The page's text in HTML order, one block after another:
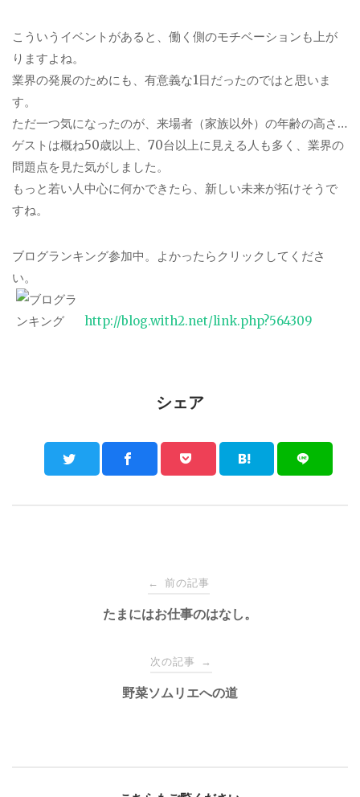
こういうイベントがあると、働く側のモチベーションも上が
りますよね。
業界の発展のためにも、有意義な1日だったのではと思いま
す。
ただ一つ気になったのが、来場者（家族以外）の年齢の高さ…
ゲストは概ね50歳以上、70台以上に見える人も多く、業界の
問題点を見た気がしました。
もっと若い人中心に何かできたら、新しい未来が拓けそうで
すね。
ブログランキング参加中。よかったらクリックしてくださ
い。
http://blog.with2.net/link.php?564309
シェア
navigation
← 前の記事
たまにはお仕事のはなし。
次の記事 →
野菜ソムリエへの道